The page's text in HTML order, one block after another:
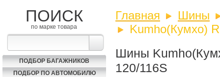
ПОИСК
по марке товара
ПОДБОР БАГАЖНИКОВ
ПОДБОР ПО АВТОМОБИЛЮ
Главная
Шины
Kumho(Кумхо)
Шины
120/116S